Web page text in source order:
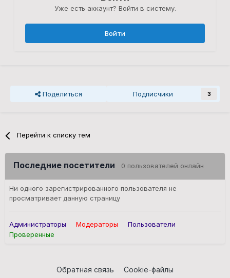
Уже есть аккаунт? Войти в систему.
Войти
Поделиться Подписчики 3
Перейти к списку тем
Последние посетители 0 пользователей онлайн
Ни одного зарегистрированного пользователя не
просматривает данную страницу
Администраторы Модераторы
Пользователи
Проверенные
Обратная связь Cookie-файлы